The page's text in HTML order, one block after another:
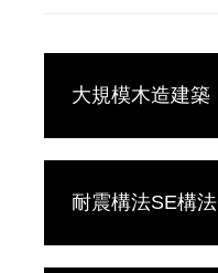
大規模木造建築
耐震構法SE構法